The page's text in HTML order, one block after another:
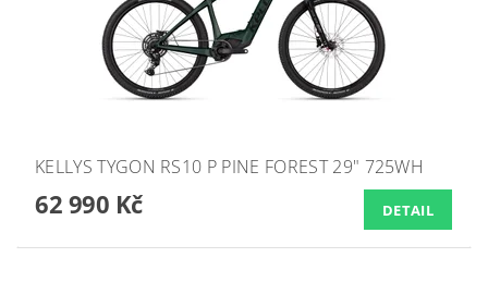
KELLYS TYGON RS10 P PINE FOREST 29" 725WH
62 990 Kč DETAIL